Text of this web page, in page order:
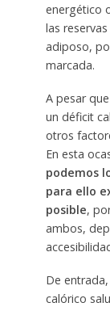
energético
las
adiposo,
marcada.
A pesar
un déficit
otros
En esta
podemos
para ello
posible,
ambos,
De
calórico